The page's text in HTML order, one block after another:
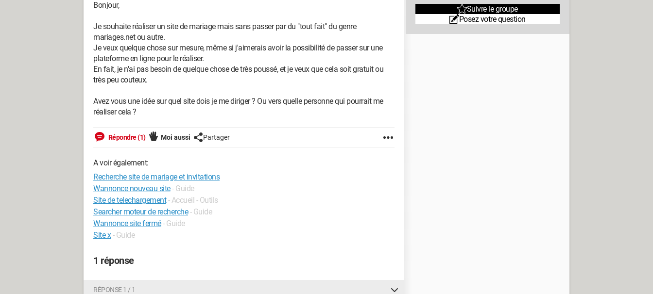
Bonjour,
Je souhaite réaliser un site de mariage mais sans passer par du "tout fait" du genre
mariages.net ou autre.
Je veux quelque chose sur mesure, même si j'aimerais avoir la possibilité de passer sur une
plateforme en ligne pour le réaliser.
En fait, je n'ai pas besoin de quelque chose de très poussé, et je veux que cela soit gratuit ou
très peu couteux.
Avez vous une idée sur quel site dois je me diriger ? Ou vers quelle personne qui pourrait me
réaliser cela ?
Répondre (1) Moi aussi Partager
A voir également:
Recherche site de mariage et invitations
Wannonce nouveau site- Guide
Site de telechargement - Accueil - Outils
Searcher moteur de recherche - Guide
Wannonce site fermé- Guide
Site x - Guide
1 réponse
RÉPONSE 1 / 1
Suivre le groupe
Posez votre question